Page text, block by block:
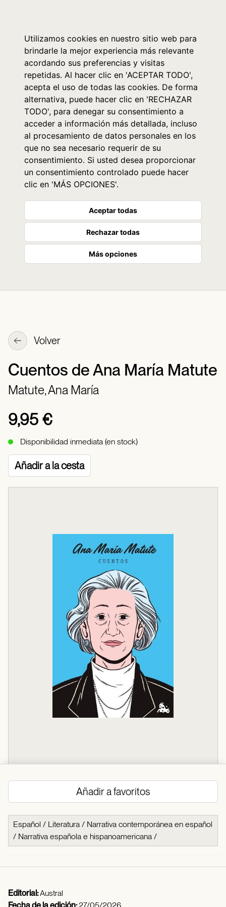
Utilizamos cookies en nuestro sitio web para
brindarle la mejor experiencia más relevante
acordando sus preferencias y visitas
repetidas. Al hacer clic en 'ACEPTAR TODO',
acepta el uso de todas las cookies. De forma
alternativa, puede hacer clic en 'RECHAZAR
TODO', para denegar su consentimiento a
acceder a información más detallada, incluso
al procesamiento de datos personales en los
que no sea necesario requerir de su
consentimiento. Si usted desea proporcionar
un consentimiento controlado puede hacer
clic en 'MÁS OPCIONES'.
Aceptar todas
Rechazar todas
Más opciones
Volver
Cuentos de Ana María Matute
Matute, Ana María
9,95 €
Disponibilidad inmediata (en stock)
Añadir a la cesta
Añadir a favoritos
Español / Literatura / Narrativa contemporánea en español
/ Narrativa española e hispanoamericana /
Editorial:Austral
Fecha de la edición:27/05/2026